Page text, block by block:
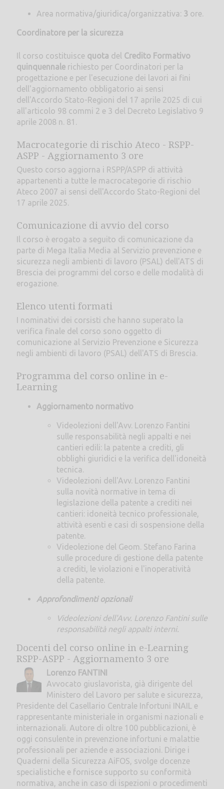
Area normativa/giuridica/organizzativa: 3ore.
Coordinatore per la sicurezza
Il corso costituisce quota del Credito Formativo
quinquennalerichiesto per Coordinatori per la
progettazione e per l'esecuzione dei lavori ai fini
dell'aggiornamento obbligatorio ai sensi
dell'Accordo Stato-Regioni del 17 aprile 2025 di cui
all'articolo 98 commi 2 e 3 del Decreto Legislativo 9
aprile 2008 n. 81.
Macrocategorie di rischio Ateco - RSPP-
ASPP - Aggiornamento 3 ore
Questo corso aggiorna i RSPP/ASPP di attività
appartenenti a tutte le macrocategorie di rischio
Ateco 2007 ai sensi dell'Accordo Stato-Regioni del
17 aprile 2025.
Comunicazione di avvio del corso
Il corso è erogato a seguito di comunicazione da
parte di Mega Italia Media al Servizio prevenzione e
sicurezza negli ambienti di lavoro (PSAL) dell'ATS di
Brescia dei programmi del corso e delle modalità di
erogazione.
Elenco utenti formati
I nominativi dei corsisti che hanno superato la
verifica finale del corso sono oggetto di
comunicazione al Servizio Prevenzione e Sicurezza
negli ambienti di lavoro (PSAL) dell'ATS di Brescia.
Programma del corso online in e-
Learning
Aggiornamento normativo
Videolezioni dell'Avv. Lorenzo Fantini
sulle responsabilità negli appalti e nei
cantieri edili: la patente a crediti, gli
obblighi giuridici e la verifica dell'idoneità
tecnica.
Videolezioni dell'Avv. Lorenzo Fantini
sulla novità normative in tema di
legislazione della patente a crediti nei
cantieri: idoneità tecnico professionale,
attività esenti e casi di sospensione della
patente.
Videolezione del Geom. Stefano Farina
sulle procedure di gestione della patente
a crediti, le violazioni e l'inoperatività
della patente.
Approfondimenti opzionali
Videolezioni dell'Avv. Lorenzo Fantini sulle
responsabilità negli appalti interni.
Docenti del corso online in e-Learning
RSPP-ASPP - Aggiornamento 3 ore
Lorenzo FANTINI
Avvocato giuslavorista, già dirigente del
Ministero del Lavoro per salute e sicurezza,
Presidente del Casellario Centrale Infortuni INAIL e
rappresentante ministeriale in organismi nazionali e
internazionali. Autore di oltre 100 pubblicazioni, è
oggi consulente in prevenzione infortuni e malattie
professionali per aziende e associazioni. Dirige i
Quaderni della Sicurezza AiFOS, svolge docenze
specialistiche e fornisce supporto su conformità
normativa, anche in caso di ispezioni o procedimenti